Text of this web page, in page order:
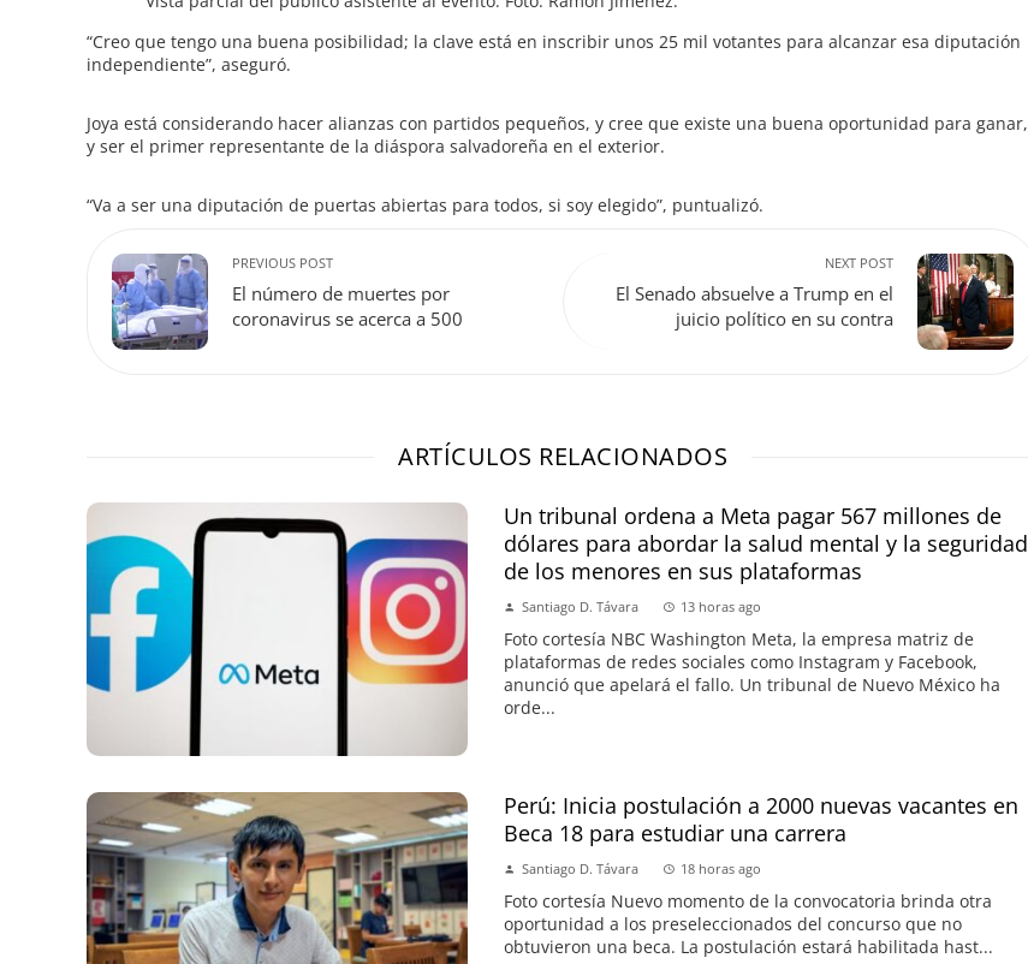
“Creo que tengo una buena posibilidad; la clave está en inscribir unos 25 mil votantes para alcanzar esa diputación
independiente”, aseguró.
Joya está considerando hacer alianzas con partidos pequeños, y cree que existe una buena oportunidad para ganar,
y ser el primer representante de la diáspora salvadoreña en el exterior.
“Va a ser una diputación de puertas abiertas para todos, si soy elegido”, puntualizó.
PREVIOUS POST
El número de muertes por
coronavirus se acerca a 500
NEXT POST
El Senado absuelve a Trump en el
juicio político en su contra
ARTÍCULOS RELACIONADOS
Un tribunal ordena a Meta pagar 567 millones de
dólares para abordar la salud mental y la seguridad
de los menores en sus plataformas
Santiago D. Távara 13 horas ago
Foto cortesía NBC Washington Meta, la empresa matriz de
plataformas de redes sociales como Instagram y Facebook,
anunció que apelará el fallo. Un tribunal de Nuevo México ha
orde...
Perú: Inicia postulación a 2000 nuevas vacantes en
Beca 18 para estudiar una carrera
Santiago D. Távara 18 horas ago
Foto cortesía Nuevo momento de la convocatoria brinda otra
oportunidad a los preseleccionados del concurso que no
obtuvieron una beca. La postulación estará habilitada hast...